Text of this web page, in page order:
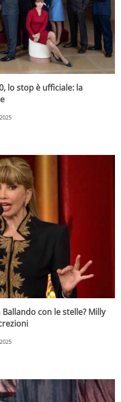
lo stop è ufficiale: la
con le stelle? Milly